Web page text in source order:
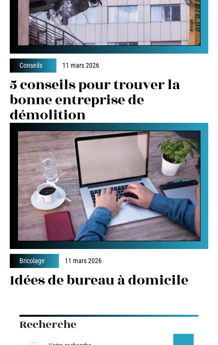
Conseils 11 mars 2026
5 conseils pour trouver la
bonne entreprise de
démolition
Bricolage 11 mars 2026
Idées de bureau à domicile
Recherche